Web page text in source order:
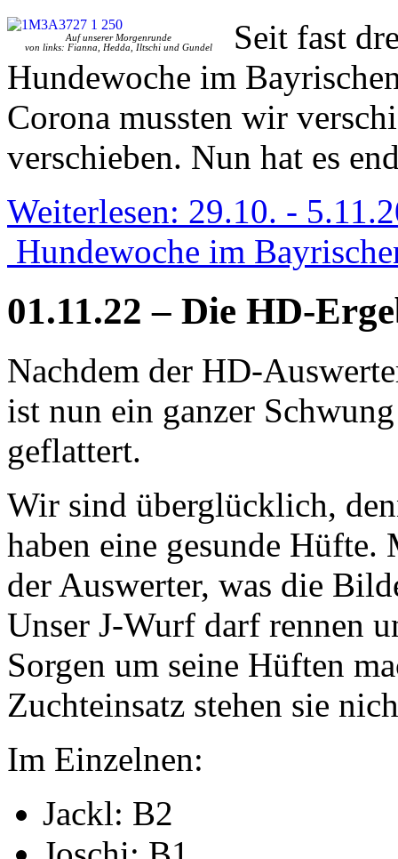
Auf unserer Morgenrunde
von links: Fianna, Hedda, Iltschi und Gundel
Seit fast
Hundewoche im
Corona mussten wir
verschieben. Nun hat es
Weiterlesen: 29.10. -
Hundewoche im
01.11.22 – Die HD-
Nachdem der HD-
ist nun ein ganzer
geflattert.
Wir sind überglücklich,
haben eine gesunde Hüfte.
der Auswerter, was die
Unser J-Wurf darf rennen
Sorgen um seine Hüften
Zuchteinsatz stehen sie
Im Einzelnen:
Jackl: B2